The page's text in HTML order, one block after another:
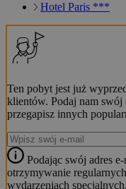
Hotel Paris ***
Ten pobyt jest już
klientów. Podaj nam swój
przegapisz innych
Podając swój adres
otrzymywanie
wydarzeniach